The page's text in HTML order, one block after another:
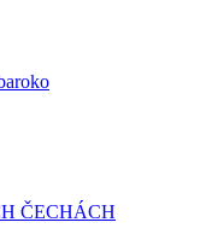
ČECHÁCH